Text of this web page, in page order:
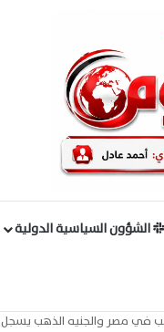
الشؤون السياسية الدولية
والجنيه الذهب يسجل 55960 جنيهًا اليوم